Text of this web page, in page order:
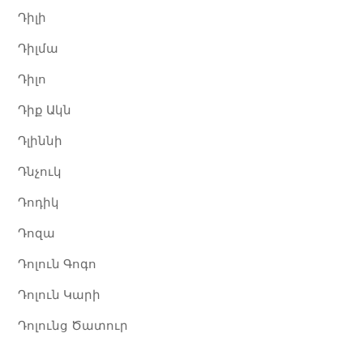
Դիլի
Դիլմա
Դիլո
Դիք Ակն​
Դլիննի
Դնչուկ
Դոդիկ
Դոզա
Դոլուն Գոգո
Դոլուն Կարի
Դոլունց Ծատուր